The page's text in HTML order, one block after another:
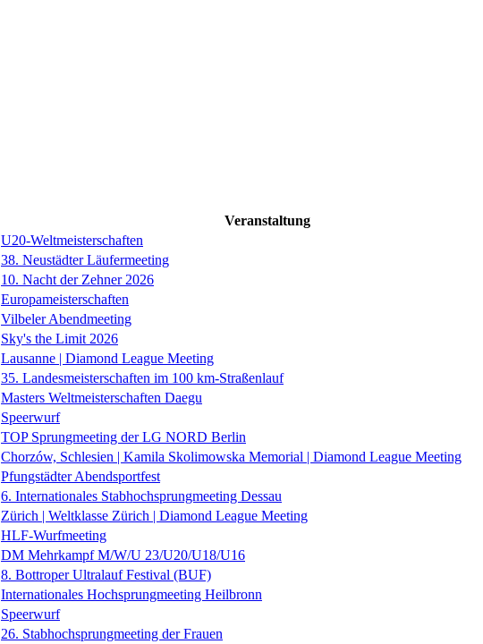
Veranstaltung
U20-Weltmeisterschaften
38. Neustädter Läufermeeting
10. Nacht der Zehner 2026
Europameisterschaften
Vilbeler Abendmeeting
Sky's the Limit 2026
Lausanne | Diamond League Meeting
35. Landesmeisterschaften im 100 km-Straßenlauf
Masters Weltmeisterschaften Daegu
Speerwurf
TOP Sprungmeeting der LG NORD Berlin
Chorzów, Schlesien | Kamila Skolimowska Memorial | Diamond League Meeting
Pfungstädter Abendsportfest
6. Internationales Stabhochsprungmeeting Dessau
Zürich | Weltklasse Zürich | Diamond League Meeting
HLF-Wurfmeeting
DM Mehrkampf M/W/U 23/U20/U18/U16
8. Bottroper Ultralauf Festival (BUF)
Internationales Hochsprungmeeting Heilbronn
Speerwurf
26. Stabhochsprungmeeting der Frauen